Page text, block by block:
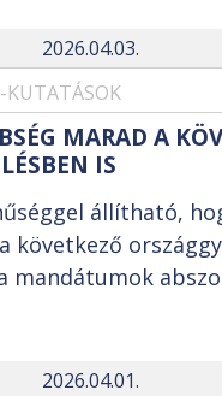
2026.04.03.
KUTATÁSOK
MARAD A
IS
állítható,
következő
mandátumok
2026.04.01.